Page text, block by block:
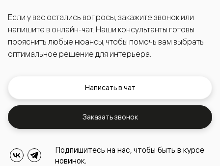
Если у вас остались вопросы, закажите звонок или
напишите в онлайн-чат. Наши консультанты готовы
прояснить любые нюансы, чтобы помочь вам выбрать
оптимальное решение для интерьера.
Написать в чат
Заказать звонок
Подпишитесь на нас, чтобы быть в курсе
новинок.